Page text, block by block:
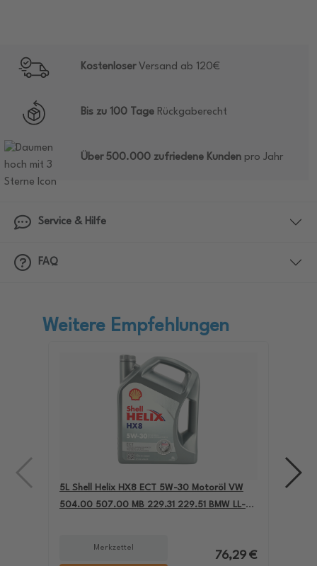
KostenloserVersand ab 120€
Bis zu 100 Tage Rückgaberecht
Über 500.000 zufriedene Kunden pro Jahr
Service & Hilfe
FAQ
Weitere Empfehlungen
5L Shell Helix HX8 ECT 5W-30 Motoröl VW
504.00 507.00 MB 229.31 229.51 BMW LL-04
Merkzettel
76,29 €